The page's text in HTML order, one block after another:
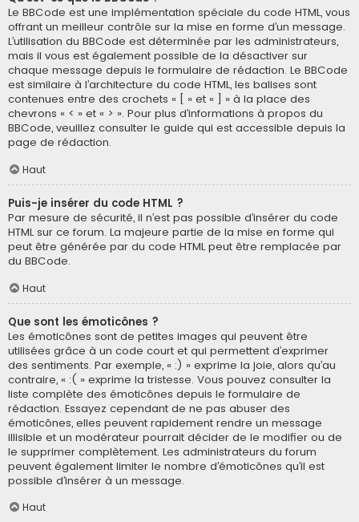
Le BBCode est une implémentation spéciale du code HTML, vous
offrant un meilleur contrôle sur la mise en forme d’un message.
L’utilisation du BBCode est déterminée par les administrateurs,
mais il vous est également possible de la désactiver sur
chaque message depuis le formulaire de rédaction. Le BBCode
est similaire à l’architecture du code HTML, les balises sont
contenues entre des crochets « [ » et « ] » à la place des
chevrons « < » et « > ». Pour plus d’informations à propos du
BBCode, veuillez consulter le guide qui est accessible depuis la
page de rédaction.
Haut
Puis-je insérer du code HTML ?
Par mesure de sécurité, il n’est pas possible d’insérer du code
HTML sur ce forum. La majeure partie de la mise en forme qui
peut être générée par du code HTML peut être remplacée par
du BBCode.
Haut
Que sont les émoticônes ?
Les émoticônes sont de petites images qui peuvent être
utilisées grâce à un code court et qui permettent d’exprimer
des sentiments. Par exemple, « :) » exprime la joie, alors qu’au
contraire, « :( » exprime la tristesse. Vous pouvez consulter la
liste complète des émoticônes depuis le formulaire de
rédaction. Essayez cependant de ne pas abuser des
émoticônes, elles peuvent rapidement rendre un message
illisible et un modérateur pourrait décider de le modifier ou de
le supprimer complètement. Les administrateurs du forum
peuvent également limiter le nombre d’émoticônes qu’il est
possible d’insérer à un message.
Haut